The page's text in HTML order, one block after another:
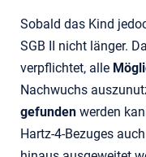
Sobald das Kind
SGB II nicht länger.
verpflichtet, alle
Nachwuchs
gefunden werden
Hartz-4-Bezuges